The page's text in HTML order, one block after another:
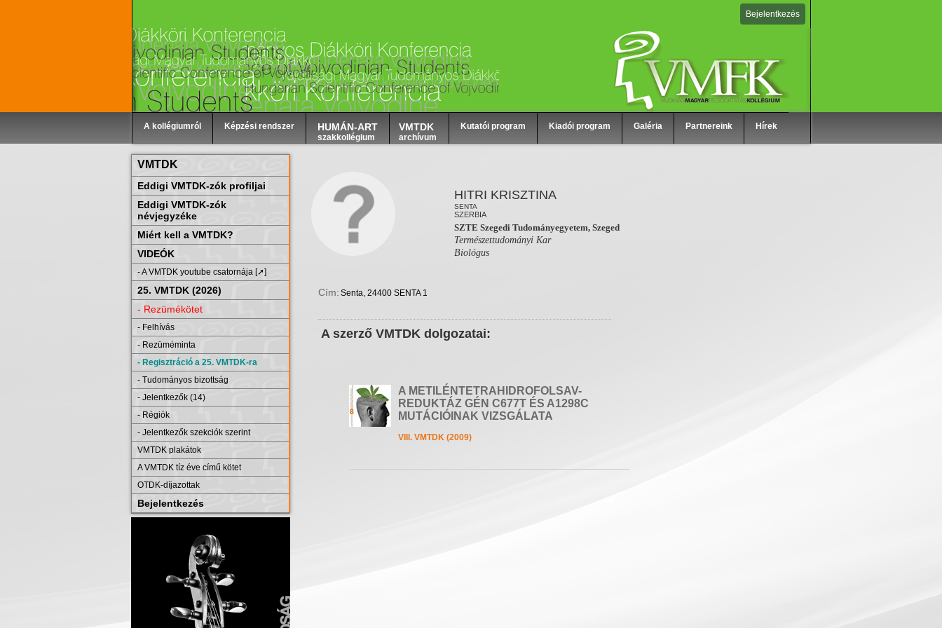
Bejelentkezés
A kollégiumról Képzési rendszer HUMÁN-ART
szakkollégium
VMTDK
archívum
Kutatói program Kiadói program Galéria Partnereink Hírek
VMTDK
Eddigi VMTDK-zók profiljai
Eddigi VMTDK-zók
névjegyzéke
Miért kell a VMTDK?
VIDEÓK
- A VMTDK youtube csatornája [➚]
25. VMTDK (2026)
- Rezümékötet
- Felhívás
- Rezüméminta
- Regisztráció a 25. VMTDK-ra
- Tudományos bizottság
- Jelentkezők (14)
- Régiók
- Jelentkezők szekciók szerint
VMTDK plakátok
A VMTDK tíz éve című kötet
OTDK-díjazottak
Bejelentkezés
HITRI KRISZTINA
SENTA
SZERBIA
SZTE Szegedi Tudományegyetem, Szeged
Természettudományi Kar
Biológus
Cím: Senta, 24400 SENTA 1
A szerző VMTDK dolgozatai:
A METILÉNTETRAHIDROFOLSAV-
REDUKTÁZ GÉN C677T ÉS A1298C
MUTÁCIÓINAK VIZSGÁLATA
VIII. VMTDK (2009)